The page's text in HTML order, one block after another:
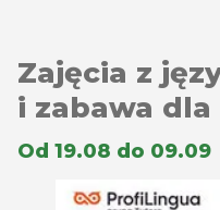
Zajęcia z
i zabawa dla
Od 19.08 do 09.09